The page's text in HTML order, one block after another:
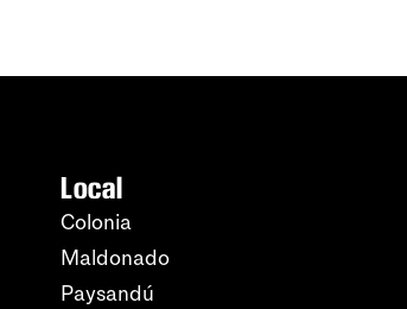
Local
Colonia
Maldonado
Paysandú